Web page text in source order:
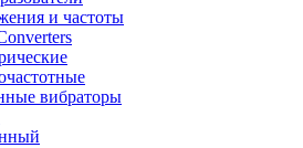
и частоты
вибраторы